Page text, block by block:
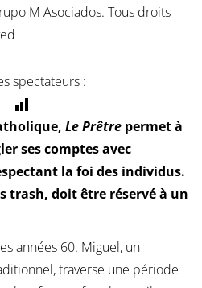
M Asociados. Tous droits
spectateurs :
Le Prêtrepermet à
ses comptes avec
la foi des individus.
trash, doit être réservé à un
années 60. Miguel, un
traverse une période